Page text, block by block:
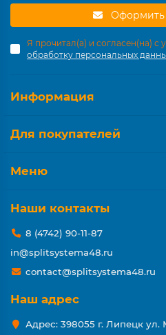
Оформить
Я прочитал(а) и согласен(на) с
обработку персональных
Информация
Для покупателей
Меню
Наши контакты
8 (4742) 90-11-87
in@splitsystema48.ru
contact@splitsystema48.ru
Наш адрес
Адрес: 398055 г. Липецк ул.